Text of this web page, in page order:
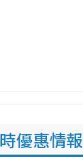
優惠情報